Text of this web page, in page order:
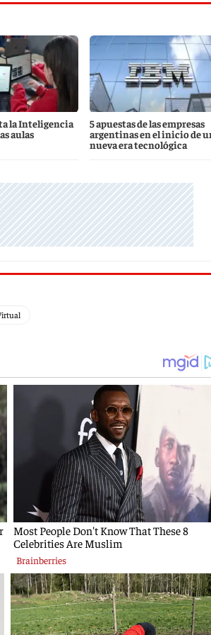
la Inteligencia
aulas
5 apuestas de las empresas
argentinas en el inicio de
nueva era tecnológica